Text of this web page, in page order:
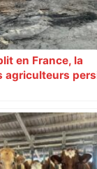
en France, la
agriculteurs